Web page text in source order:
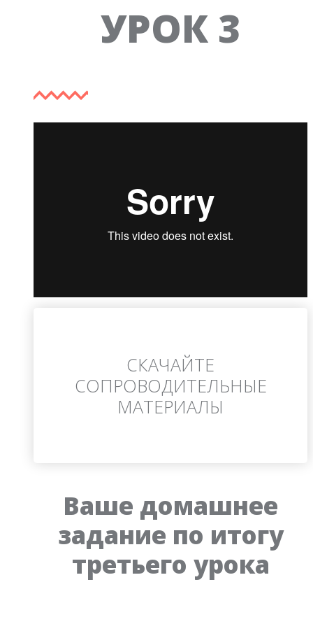
УРОК 3
СКАЧАЙТЕ
СОПРОВОДИТЕЛЬНЫЕ
МАТЕРИАЛЫ
Ваше домашнее
задание по итогу
третьего урока